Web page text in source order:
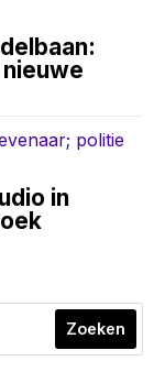
in
Zoeken